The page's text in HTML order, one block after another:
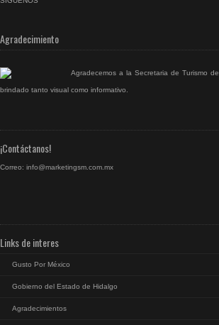
Agradecimiento
Agradecemos a la Secretaria de Turismo
brindado tanto visual como informativo.
¡Contáctanos!
Correo: info@marketingsm.com.mx
Links de interes
Gusto Por México
Gobierno del Estado de Hidalgo
Agradecimientos